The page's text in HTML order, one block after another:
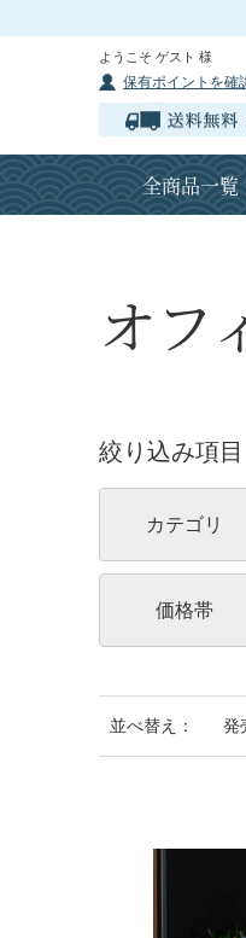
ようこそ ゲスト 様
保有ポイントを確
全商品一覧
オフ
絞り込み項目
カテゴリ
価格帯
並べ替え： 発